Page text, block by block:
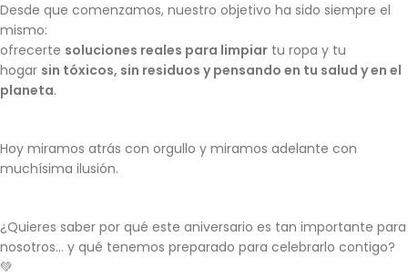
Desde que comenzamos, nuestro objetivo ha sido siempre el
mismo:
ofrecerte soluciones reales para limpiar tu ropa y tu
hogar sin tóxicos, sin residuos y pensando en tu salud y en el
planeta.
Hoy miramos atrás con orgullo y miramos adelante con
muchísima ilusión.
¿Quieres saber por qué este aniversario es tan importante para
nosotros… y qué tenemos preparado para celebrarlo contigo?
💚